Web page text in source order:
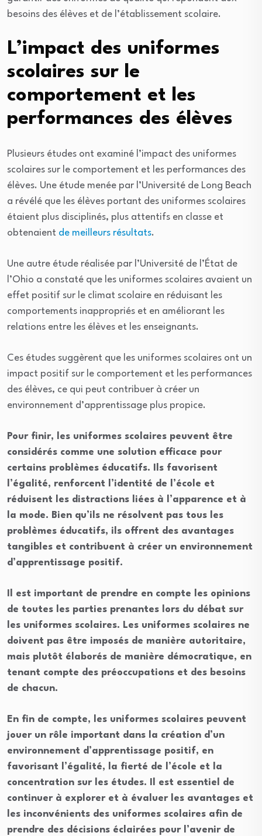
besoins des élèves et de l’établissement scolaire.
L’impact des uniformes
scolaires sur le
comportement et les
performances des élèves
Plusieurs études ont examiné l’impact des uniformes
scolaires sur le comportement et les performances des
élèves. Une étude menée par l’Université de Long Beach
a révélé que les élèves portant des uniformes scolaires
étaient plus disciplinés, plus attentifs en classe et
obtenaient de meilleurs résultats.
Une autre étude réalisée par l’Université de l’État de
l’Ohio a constaté que les uniformes scolaires avaient un
effet positif sur le climat scolaire en réduisant les
comportements inappropriés et en améliorant les
relations entre les élèves et les enseignants.
Ces études suggèrent que les uniformes scolaires ont un
impact positif sur le comportement et les performances
des élèves, ce qui peut contribuer à créer un
environnement d’apprentissage plus propice.
Pour finir, les uniformes scolaires peuvent être
considérés comme une solution efficace pour
certains problèmes éducatifs. Ils favorisent
l’égalité, renforcent l’identité de l’école et
réduisent les distractions liées à l’apparence et à
la mode. Bien qu’ils ne résolvent pas tous les
problèmes éducatifs, ils offrent des avantages
tangibles et contribuent à créer un environnement
d’apprentissage positif.
Il est important de prendre en compte les opinions
de toutes les parties prenantes lors du débat sur
les uniformes scolaires. Les uniformes scolaires ne
doivent pas être imposés de manière autoritaire,
mais plutôt élaborés de manière démocratique, en
tenant compte des préoccupations et des besoins
de chacun.
En fin de compte, les uniformes scolaires peuvent
jouer un rôle important dans la création d’un
environnement d’apprentissage positif, en
favorisant l’égalité, la fierté de l’école et la
concentration sur les études. Il est essentiel de
continuer à explorer et à évaluer les avantages et
les inconvénients des uniformes scolaires afin de
prendre des décisions éclairées pour l’avenir de